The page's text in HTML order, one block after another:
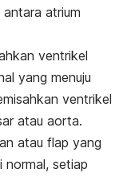
atrium
ventrikel
yang menuju
ventrikel
atau aorta.
atau flap yang
normal, setiap